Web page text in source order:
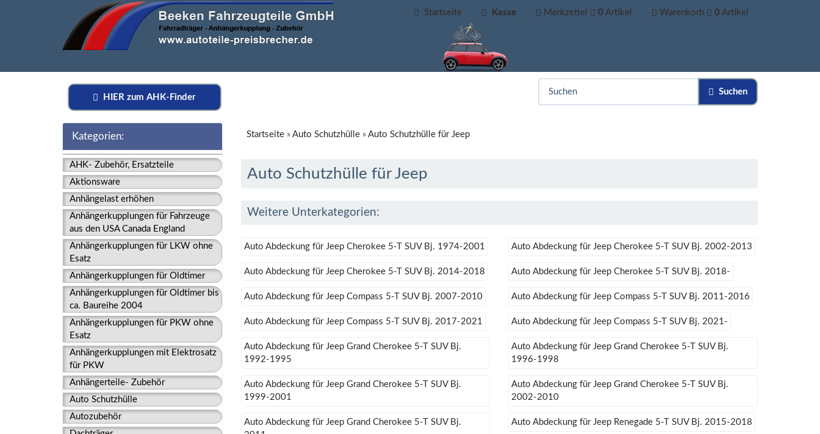
Startseite Kasse Merkzettel 0 Artikel Warenkorb 0 Artikel
Suchen
HIER zum AHK-Finder
Kategorien:
AHK- Zubehör, Ersatzteile
Aktionsware
Anhängelast erhöhen
Anhängerkupplungen für Fahrzeuge
aus den USA Canada England
Anhängerkupplungen für LKW ohne
Esatz
Anhängerkupplungen für Oldtimer
Anhängerkupplungen für Oldtimer bis
ca. Baureihe 2004
Anhängerkupplungen für PKW ohne
Esatz
Anhängerkupplungen mit Elektrosatz
für PKW
Anhängerteile- Zubehör
Auto Schutzhülle
Autozubehör
Startseite» Auto Schutzhülle» Auto Schutzhülle für Jeep
Auto Schutzhülle für Jeep
Weitere Unterkategorien:
Auto Abdeckung für Jeep Cherokee 5-T SUV Bj. 1974-2001 Auto Abdeckung für Jeep Cherokee 5-T SUV Bj. 2002-2013
Auto Abdeckung für Jeep Cherokee 5-T SUV Bj. 2014-2018 Auto Abdeckung für Jeep Cherokee 5-T SUV Bj. 2018-
Auto Abdeckung für Jeep Compass 5-T SUV Bj. 2007-2010 Auto Abdeckung für Jeep Compass 5-T SUV Bj. 2011-2016
Auto Abdeckung für Jeep Compass 5-T SUV Bj. 2017-2021 Auto Abdeckung für Jeep Compass 5-T SUV Bj. 2021-
Auto Abdeckung für Jeep Grand Cherokee 5-T SUV Bj.
1992-1995
Auto Abdeckung für Jeep Grand Cherokee 5-T SUV Bj.
1996-1998
Auto Abdeckung für Jeep Grand Cherokee 5-T SUV Bj.
1999-2001
Auto Abdeckung für Jeep Grand Cherokee 5-T SUV Bj.
2002-2010
Auto Abdeckung für Jeep Grand Cherokee 5-T SUV Bj.
Auto Abdeckung für Jeep Renegade 5-T SUV Bj. 2015-2018